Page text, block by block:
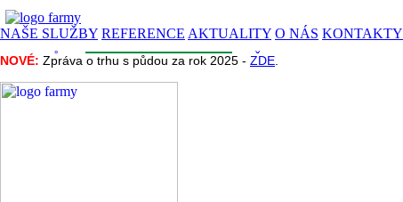
NAŠE SLUŽBY REFERENCE AKTUALITY O NÁS KONTAKTY
NOVÉ: Zpráva o trhu s půdou za rok 2025 - ZDE
CENA PŮDY INZERCEINFORMACENAŠE PROJEKTY
NOVÉ: Zpráva o trhu s půdou za rok 2025 - ZDE